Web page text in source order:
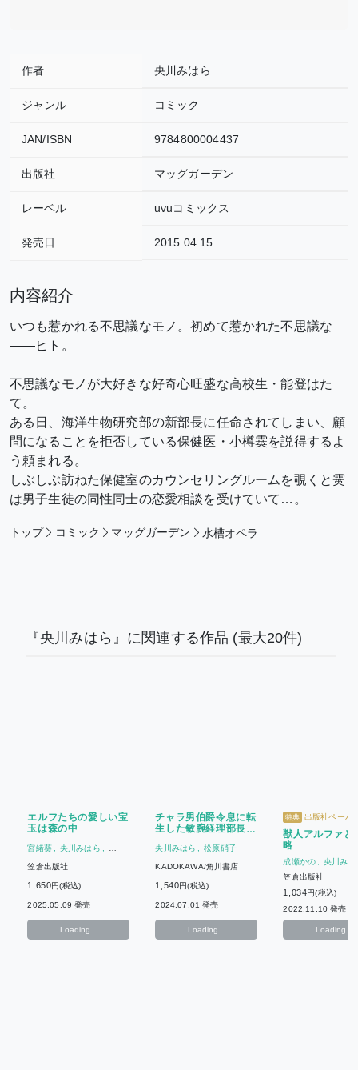
作者 央川みはら
ジャンル コミック
JAN/ISBN 9784800004437
出版社 マッグガーデン
レーベル uvuコミックス
発売日 2015.04.15
内容紹介
いつも惹かれる不思議なモノ。初めて惹かれた不思議な
――ヒト。
不思議なモノが大好きな好奇心旺盛な高校生・能登はた
て。
ある日、海洋生物研究部の新部長に任命されてしまい、顧
問になることを拒否している保健医・小樽霙を説得するよ
う頼まれる。
しぶしぶ訪ねた保健室のカウンセリングルームを覗くと霙
は男子生徒の同性同士の恋愛相談を受けていて…。
トップ コミック マッグガーデン 水槽オペラ
『央川みはら』に関連する作品 (最大20件)
エルフたちの愛しい宝
玉は森の中
宮緒葵
央川みはら
笠倉出版社
1,650円(税込)
2025.05.09 発売
Loading...
チャラ男伯爵令息に転
生した敏腕経理部長、
徹公爵様に溺愛される
央川みはら 松原硝子
KADOKAWA/角川書店
1,540円(税込)
2024.07.01 発売
Loading...
特典 出版社ペーパ
獣人アルファと
略
成瀬かの
央川みは
笠倉出版社
1,034円(税込)
2022.11.10 発売
Loading...